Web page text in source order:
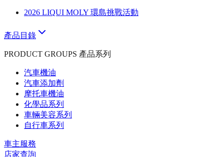
2026 LIQUI MOLY 環島挑戰活動
產品目錄
PRODUCT GROUPS 產品系列
汽車機油
汽車添加劑
摩托車機油
化學品系列
車輛美容系列
自行車系列
車主服務
店家查詢